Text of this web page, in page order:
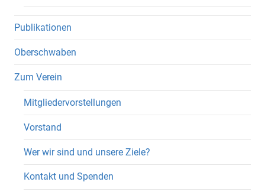
Publikationen
Oberschwaben
Zum Verein
Mitgliedervorstellungen
Vorstand
Wer wir sind und unsere Ziele?
Kontakt und Spenden